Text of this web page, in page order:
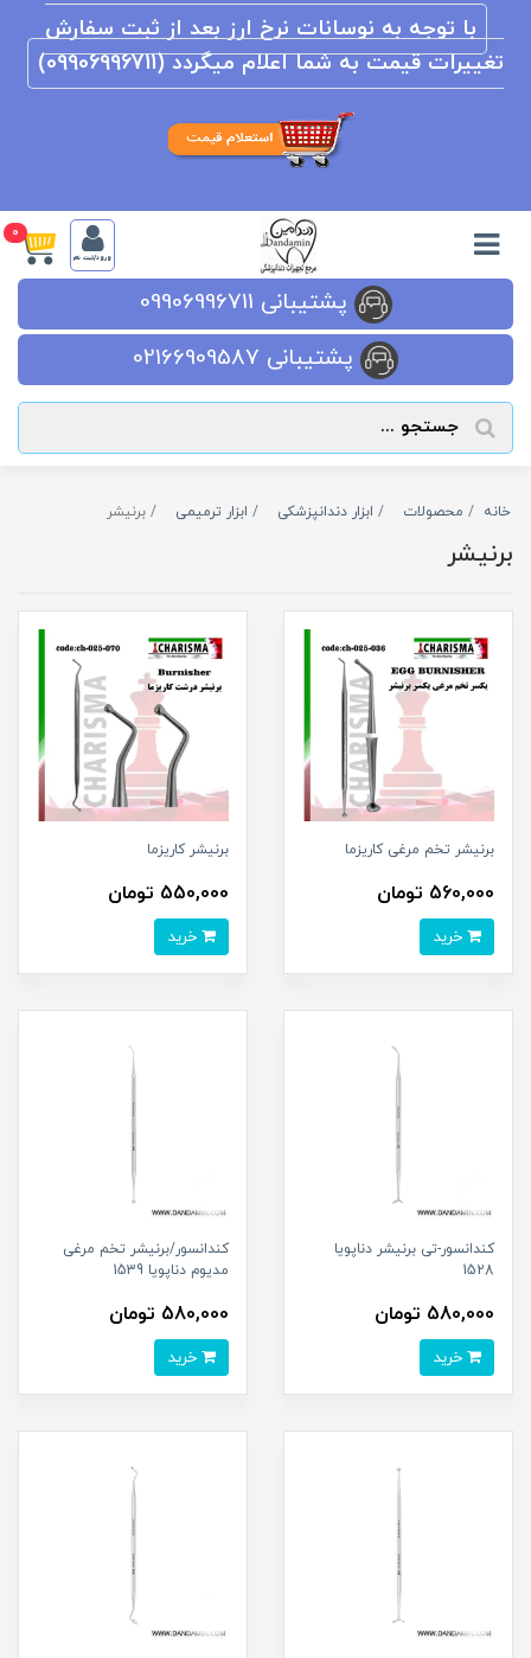
با توجه به نوسانات نرخ ارز بعد از ثبت سفارش
تغییرات قیمت به شما اعلام میگردد (09906996711)
ورود/ثبت نام
0
پشتیبانی 09906996711
پشتیبانی 02166909587
خانه محصولات ابزار دندانپزشکی ابزار ترمیمی برنیشر
برنیشر
برنیشر تخم مرغی کاریزما
560,000 تومان
برنیشر کاریزما
550,000 تومان
کندانسور-تی برنیشر دناپویا
1528
580,000 تومان
کندانسور/برنیشر تخم مرغی
مدیوم دناپویا 1539
580,000 تومان